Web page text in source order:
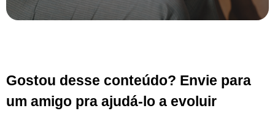
Gostou desse conteúdo? Envie para
um amigo pra ajudá-lo a evoluir